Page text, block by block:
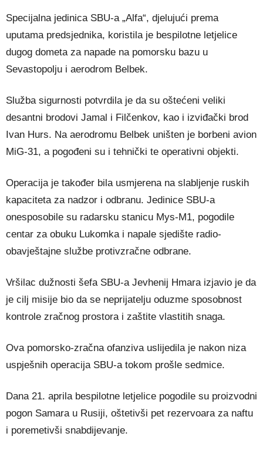
Specijalna jedinica SBU-a „Alfa“, djelujući prema
uputama predsjednika, koristila je bespilotne letjelice
dugog dometa za napade na pomorsku bazu u
Sevastopolju i aerodrom Belbek.
Služba sigurnosti potvrdila je da su oštećeni veliki
desantni brodovi Jamal i Filčenkov, kao i izviđački brod
Ivan Hurs. Na aerodromu Belbek uništen je borbeni avion
MiG-31, a pogođeni su i tehnički te operativni objekti.
Operacija je također bila usmjerena na slabljenje ruskih
kapaciteta za nadzor i odbranu. Jedinice SBU-a
onesposobile su radarsku stanicu Mys-M1, pogodile
centar za obuku Lukomka i napale sjedište radio-
obavještajne službe protivzračne odbrane.
Vršilac dužnosti šefa SBU-a Jevhenij Hmara izjavio je da
je cilj misije bio da se neprijatelju oduzme sposobnost
kontrole zračnog prostora i zaštite vlastitih snaga.
Ova pomorsko-zračna ofanziva uslijedila je nakon niza
uspješnih operacija SBU-a tokom prošle sedmice.
Dana 21. aprila bespilotne letjelice pogodile su proizvodni
pogon Samara u Rusiji, oštetivši pet rezervoara za naftu
i poremetivši snabdijevanje.